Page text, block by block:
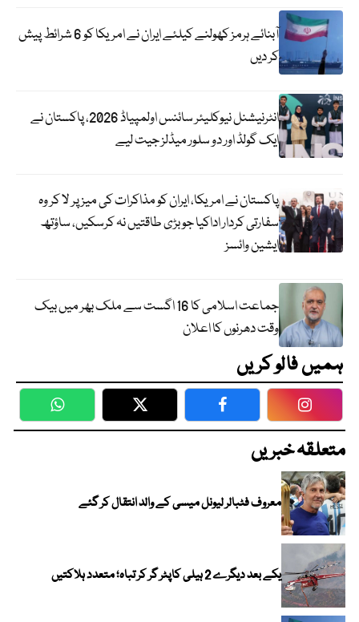
آبنائے ہرمز کھولنے کیلئے ایران نے امریکا کو 6 شرائط پیش
کر دیں
انٹرنیشنل نیوکلیئر سائنس اولمپیاڈ 2026، پاکستان نے
ایک گولڈ اور دو سلور میڈلز جیت لیے
پاکستان نے امریکا، ایران کو مذاکرات کی میز پر لا کر وہ
سفارتی کردار اداکیا جو بڑی طاقتیں نہ کرسکیں، ساؤتھ
ایشین وائسز
جماعت اسلامی کا 16 اگست سے ملک بھر میں بیک
وقت دھرنوں کا اعلان
ہمیں فالو کریں
WhatsApp Twitter Facebook
متعلقہ خبریں
معروف فٹبالر لیونل میسی کے والد انتقال کر گئے
یکے بعد دیگرے 2 ہیلی کاپٹر گر کر تباہ؛ متعدد ہلاکتیں